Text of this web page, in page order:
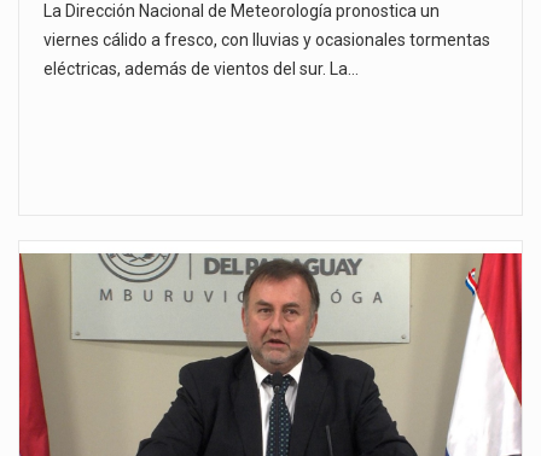
La Dirección Nacional de Meteorología pronostica un
viernes cálido a fresco, con lluvias y ocasionales tormentas
eléctricas, además de vientos del sur. La…